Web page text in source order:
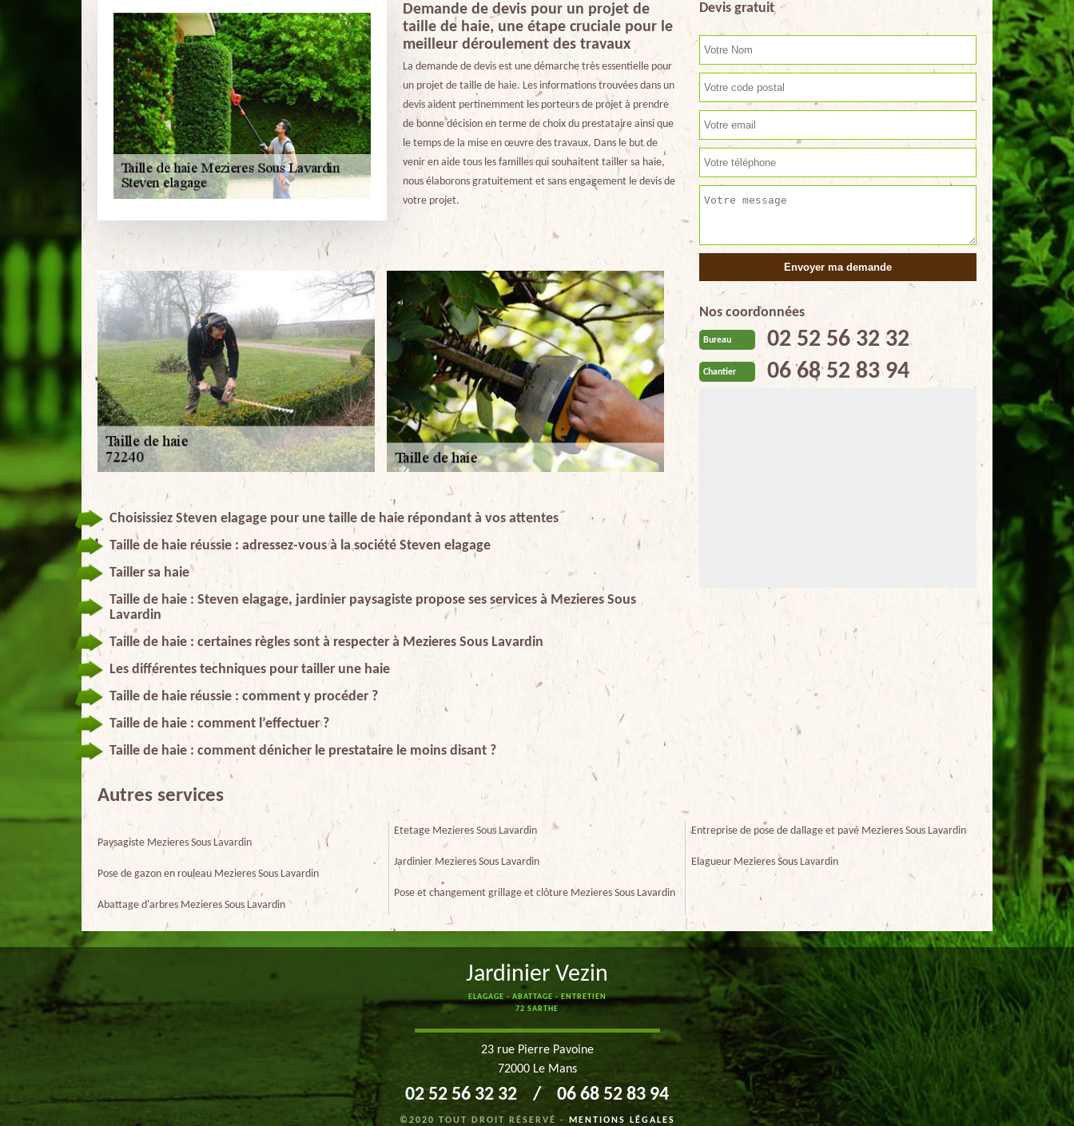
Demande de devis pour un projet de
taille de haie, une étape cruciale pour le
meilleur déroulement des travaux
La demande de devis est une démarche très essentielle pour
un projet de taille de haie. Les informations trouvées dans un
devis aident pertinemment les porteurs de projet à prendre
de bonne décision en terme de choix du prestataire ainsi que
le temps de la mise en œuvre des travaux. Dans le but de
venir en aide tous les familles qui souhaitent tailler sa haie,
nous élaborons gratuitement et sans engagement le devis de
votre projet.
Choisissiez Steven elagage pour une taille de haie répondant à vos attentes
Taille de haie réussie : adressez-vous à la société Steven elagage
Tailler sa haie
Taille de haie : Steven elagage, jardinier paysagiste propose ses services à Mezieres Sous
Lavardin
Taille de haie : certaines règles sont à respecter à Mezieres Sous Lavardin
Les différentes techniques pour tailler une haie
Taille de haie réussie : comment y procéder ?
Taille de haie : comment l’effectuer ?
Taille de haie : comment dénicher le prestataire le moins disant ?
Devis gratuit
Nos coordonnées
Bureau 02 52 56 32 32
Chantier 06 68 52 83 94
Autres services
Paysagiste Mezieres Sous Lavardin
Pose de gazon en rouleau Mezieres Sous Lavardin
Abattage d'arbres Mezieres Sous Lavardin
Etetage Mezieres Sous Lavardin
Jardinier Mezieres Sous Lavardin
Pose et changement grillage et clôture Mezieres Sous Lavardin
Entreprise de pose de dallage et pavé Mezieres Sous Lavardin
Elagueur Mezieres Sous Lavardin
Jardinier Vezin
ELAGAGE - ABATTAGE - ENTRETIEN
72 SARTHE
23 rue Pierre Pavoine
72000 Le Mans
02 52 56 32 32 / 06 68 52 83 94
©2020 TOUT DROIT RÉSERVÉ - MENTIONS LÉGALES